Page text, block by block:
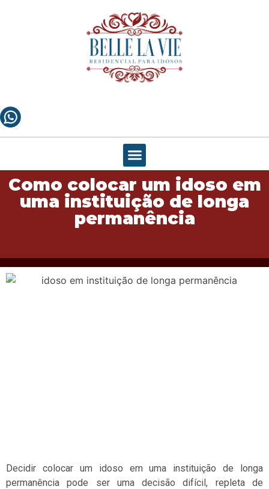
Como colocar um idoso em
uma instituição de longa
permanência
Decidir colocar um idoso em uma instituição de longa
permanência pode ser uma decisão difícil, repleta de